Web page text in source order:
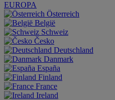
EUROPA
Österreich
België
Schweiz
Česko
Deutschland
Danmark
España
Finland
France
Ireland